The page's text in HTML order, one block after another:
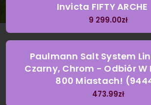
Invicta FIFTY ARCHE
9 299.00zł
Paulmann Salt System
Czarny, Chrom - Odbiór W
800 Miastach!
473.99zł